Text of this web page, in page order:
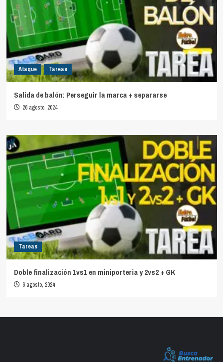
Ataque Tareas
Salida de balón: Perseguir la marca + separarse
26 agosto, 2024
Tareas
Doble finalización 1vs1 en miniporteria y 2vs2 + GK
6 agosto, 2024